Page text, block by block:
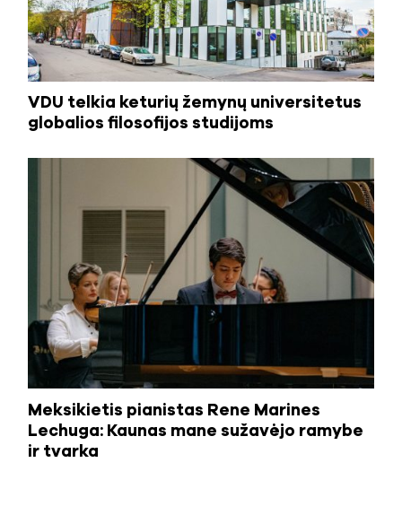
VDU telkia keturių žemynų universitetus
globalios filosofijos studijoms
Meksikietis pianistas Rene Marines
Lechuga: Kaunas mane sužavėjo ramybe
ir tvarka